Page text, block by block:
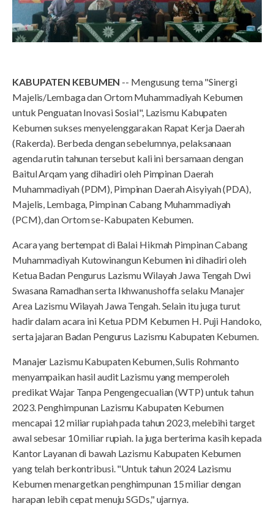
KABUPATEN KEBUMEN -- Mengusung tema "Sinergi
Majelis/Lembaga dan Ortom Muhammadiyah Kebumen
untuk Penguatan Inovasi Sosial", Lazismu Kabupaten
Kebumen sukses menyelenggarakan Rapat Kerja Daerah
(Rakerda). Berbeda dengan sebelumnya, pelaksanaan
agenda rutin tahunan tersebut kali ini bersamaan dengan
Baitul Arqam yang dihadiri oleh Pimpinan Daerah
Muhammadiyah (PDM), Pimpinan Daerah Aisyiyah (PDA),
Majelis, Lembaga, Pimpinan Cabang Muhammadiyah
(PCM), dan Ortom se-Kabupaten Kebumen.
Acara yang bertempat di Balai Hikmah Pimpinan Cabang
Muhammadiyah Kutowinangun Kebumen ini dihadiri oleh
Ketua Badan Pengurus Lazismu Wilayah Jawa Tengah Dwi
Swasana Ramadhan serta Ikhwanushoffa selaku Manajer
Area Lazismu Wilayah Jawa Tengah. Selain itu juga turut
hadir dalam acara ini Ketua PDM Kebumen H. Puji Handoko,
serta jajaran Badan Pengurus Lazismu Kabupaten Kebumen.
Manajer Lazismu Kabupaten Kebumen, Sulis Rohmanto
menyampaikan hasil audit Lazismu yang memperoleh
predikat Wajar Tanpa Pengengecualian (WTP) untuk tahun
2023. Penghimpunan Lazismu Kabupaten Kebumen
mencapai 12 miliar rupiah pada tahun 2023, melebihi target
awal sebesar 10 miliar rupiah. Ia juga berterima kasih kepada
Kantor Layanan di bawah Lazismu Kabupaten Kebumen
yang telah berkontribusi. "Untuk tahun 2024 Lazismu
Kebumen menargetkan penghimpunan 15 miliar dengan
harapan lebih cepat menuju SGDs," ujarnya.